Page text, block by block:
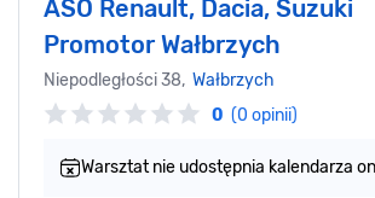
ASO Renault, Dacia, Suzuki
Promotor Wałbrzych
Niepodległości 38, Wałbrzych
0 (0 opinii)
Warsztat nie udostępnia kalendarza